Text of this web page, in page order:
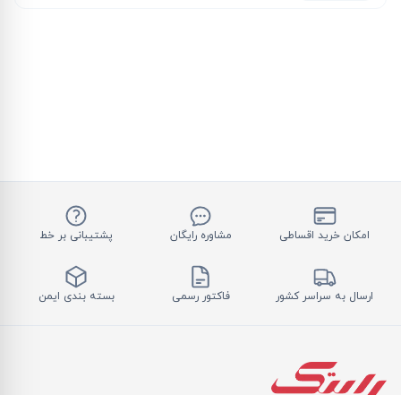
امکان خرید اقساطی مشاوره رایگان پشتیبانی بر خط
ارسال به سراسر کشور فاکتور رسمی بسته بندی ایمن